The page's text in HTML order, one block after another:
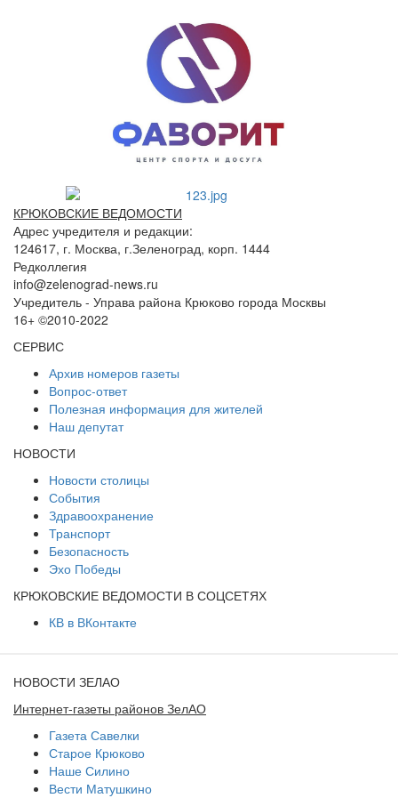
КРЮКОВСКИЕ ВЕДОМОСТИ
Адрес учредителя и редакции:
124617, г. Москва, г.Зеленоград, корп. 1444
Редколлегия
info@zelenograd-news.ru
Учредитель - Управа района Крюково города Москвы
16+ ©2010-2022
СЕРВИС
Архив номеров газеты
Вопрос-ответ
Полезная информация для жителей
Наш депутат
НОВОСТИ
Новости столицы
События
Здравоохранение
Транспорт
Безопасность
Эхо Победы
КРЮКОВСКИЕ ВЕДОМОСТИ В СОЦСЕТЯХ
КВ в ВКонтакте
НОВОСТИ ЗЕЛАО
Интернет-газеты районов ЗелАО
Газета Савелки
Старое Крюково
Наше Силино
Вести Матушкино